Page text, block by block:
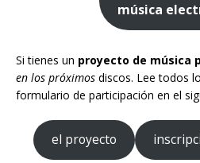
música
Si tienes un proyecto de música
en los próximos discos. Lee todos
formulario de participación en el
el proyecto